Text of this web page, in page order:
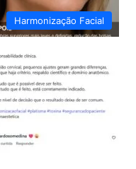
Harmonização Facial